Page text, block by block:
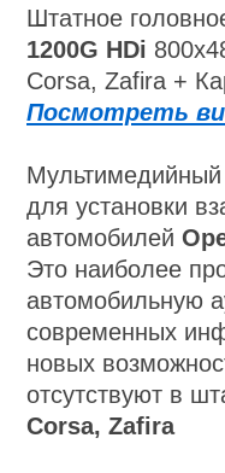
Штатное
1200G HDi
Corsa, Zafira +
Посмотреть
Мультимедийный
для установки
автомобилей
Это наиболее
автомобильную
современных
новых
отсутствуют в
Corsa, Zafira